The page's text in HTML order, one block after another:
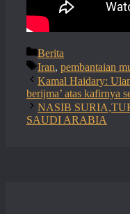
Categories
Berita
Tags
Iran, pembantaian
Kamal Haidary:
berijma’ atas kafirnya
NASIB
SAUDI ARABIA